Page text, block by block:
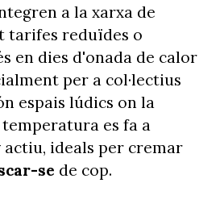
a la xarxa de
tarifes reduïdes o
en dies d'onada de calor
per a col·lectius
espais lúdics on la
es fa a
actiu, ideals per cremar
se de cop.